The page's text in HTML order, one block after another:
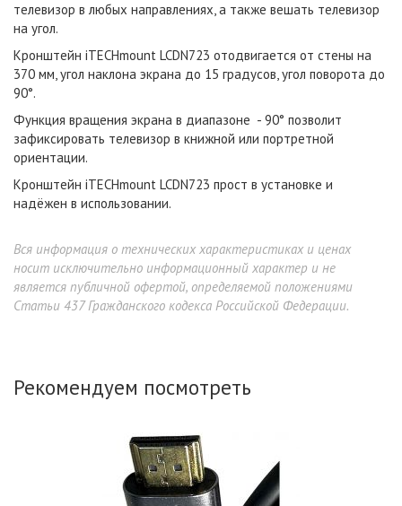
телевизор в любых направлениях, а также вешать телевизор
на угол.
Кронштейн iTECHmount LCDN723 отодвигается от стены на
370 мм, угол наклона экрана до 15 градусов, угол поворота до
90°.
Функция вращения экрана в диапазоне - 90° позволит
зафиксировать телевизор в книжной или портретной
ориентации.
Кронштейн iTECHmount LCDN723 прост в установке и
надёжен в использовании.
Вся информация о технических характеристиках и ценах
носит исключительно информационный характер и не
является публичной офертой, определяемой положениями
Статьи 437 Гражданского кодекса Российской Федерации.
Рекомендуем посмотреть